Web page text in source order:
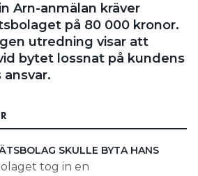
Arn-anmälan kräver
på 80 000 kronor.
utredning visar att
bytet lossnat på kundens
ansvar.
SKULLE BYTA HANS
tog in en